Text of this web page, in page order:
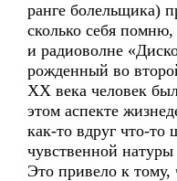
ранге болельщика)
сколько себя
и радиоволне
рожденный во
ХХ века человек
этом аспекте
как-то вдруг что-то
чувственной натуры
Это привело к тому,